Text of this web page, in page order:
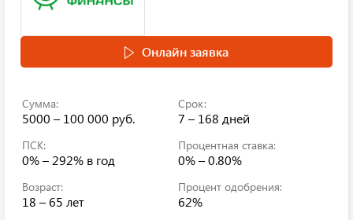
Онлайн заявка
Сумма:
5000 – 100 000 руб.
Срок:
7 – 168 дней
ПСК:
0% – 292% в год
Процентная ставка:
0% – 0.80%
Возраст:
18 – 65 лет
Процент одобрения:
62%